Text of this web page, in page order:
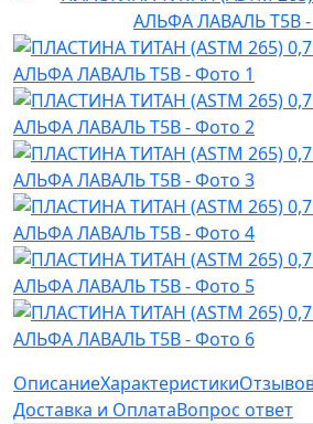
ОписаниеХарактеристики
Доставка и ОплатаВопрос ответ